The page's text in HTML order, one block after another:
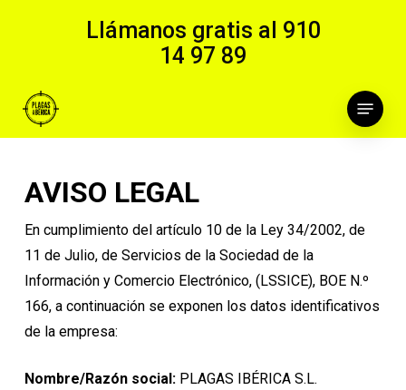
content
Llámanos gratis al 910
14 97 89
Menu
AVISO LEGAL
En cumplimiento del artículo 10 de la Ley 34/2002, de
11 de Julio, de Servicios de la Sociedad de la
Información y Comercio Electrónico, (LSSICE), BOE N.º
166, a continuación se exponen los datos identificativos
de la empresa:
Nombre/Razón social:PLAGAS IBÉRICA S.L.